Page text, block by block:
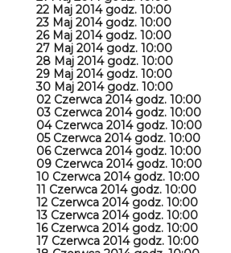
22 Maj 2014 godz. 10:00
23 Maj 2014 godz. 10:00
26 Maj 2014 godz. 10:00
27 Maj 2014 godz. 10:00
28 Maj 2014 godz. 10:00
29 Maj 2014 godz. 10:00
30 Maj 2014 godz. 10:00
02 Czerwca 2014 godz. 10:00
03 Czerwca 2014 godz. 10:00
04 Czerwca 2014 godz. 10:00
05 Czerwca 2014 godz. 10:00
06 Czerwca 2014 godz. 10:00
09 Czerwca 2014 godz. 10:00
10 Czerwca 2014 godz. 10:00
11 Czerwca 2014 godz. 10:00
12 Czerwca 2014 godz. 10:00
13 Czerwca 2014 godz. 10:00
16 Czerwca 2014 godz. 10:00
17 Czerwca 2014 godz. 10:00